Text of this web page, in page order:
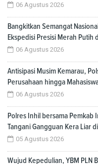
06 Agustus 2026
Bangkitkan Semangat
Ekspedisi Presisi Merah Putih
06 Agustus 2026
Antisipasi Musim Kemarau,
Perusahaan hingga
06 Agustus 2026
Polres Inhil bersama Pemkab
Tangani Gangguan Kera Liar
05 Agustus 2026
Wujud Kepedulian, YBM PLN